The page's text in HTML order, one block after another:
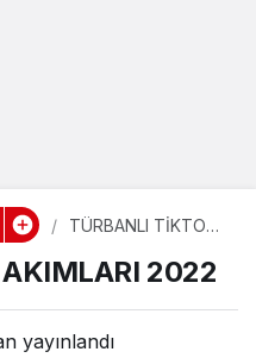
TÜRBANLI TİKTOK
2022
yayınlandı